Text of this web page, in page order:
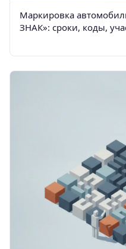
Маркировка
ЗНАК»: сроки, коды,